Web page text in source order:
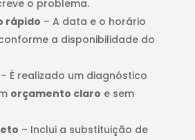
o problema.
rápido – A data e o horário
a disponibilidade do
É realizado um diagnóstico
orçamento claro e sem
– Inclui a substituição de